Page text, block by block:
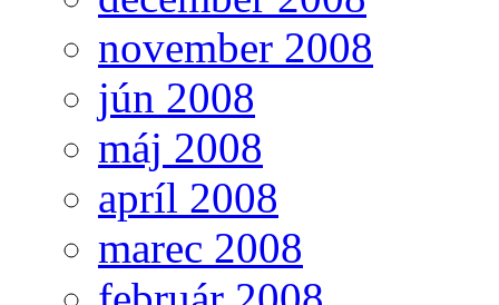
november 2008
jún 2008
máj 2008
apríl 2008
marec 2008